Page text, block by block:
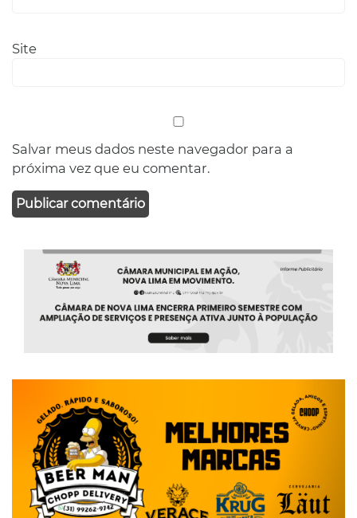
Site
Salvar meus dados neste navegador para a
próxima vez que eu comentar.